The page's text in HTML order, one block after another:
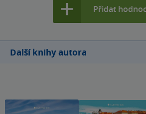
Přidat
Další knihy autora